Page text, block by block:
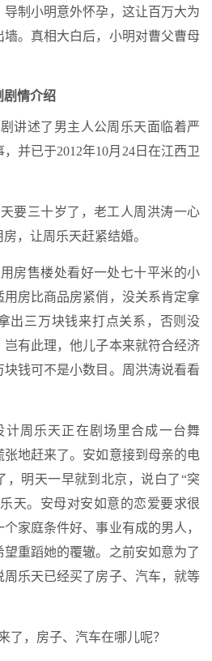
制小明意外怀孕，这让百万大为
。真相大白后，小明对曹父曹母
剧情介绍
讲述了男主人公周乐天面临着严
并已于2012年10月24日在江西卫
要三十岁了，老工人周洪涛一心
，让周乐天赶紧结婚。
房售楼处看好一处七十平米的小
用房比商品房紧俏，没关系肯定拿
出三万块钱来打点关系，否则没
有此理，他儿子本来就符合经济
钱可不是小数目。周洪涛说看看
计周乐天正在剧场里合成一台舞
地赶来了。安如意接到母亲的电
，明天一早就到北京，说白了“突
天。安母对安如意的恋爱要求很
家庭条件好、事业有成的男人，
重蹈她的覆辙。之前安如意为了
乐天已经买了房子、汽车，就等
了，房子、汽车在哪儿呢？